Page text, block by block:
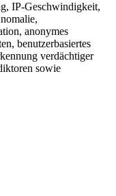
IP-Geschwindigkeit,
anonymes
benutzerbasiertes
verdächtiger
sowie